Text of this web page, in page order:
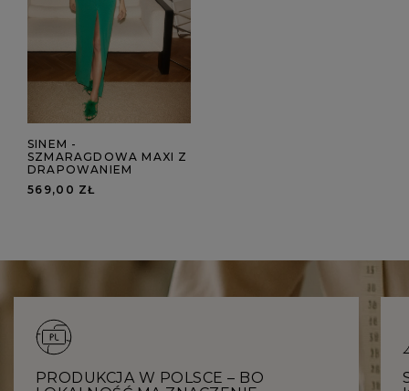
SINEM -
SZMARAGDOWA MAXI Z
DRAPOWANIEM
569,00 ZŁ
PRODUKCJA W POLSCE – BO